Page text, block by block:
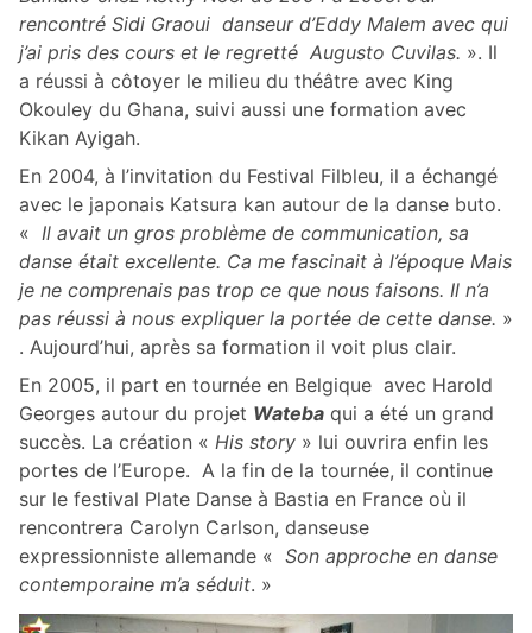
rencontré Sidi Graoui danseur d’Eddy Malem avec qui
j’ai pris des cours et le regretté Augusto Cuvilas. ». Il
a réussi à côtoyer le milieu du théâtre avec King
Okouley du Ghana, suivi aussi une formation avec
Kikan Ayigah.
En 2004, à l’invitation du Festival Filbleu, il a échangé
avec le japonais Katsura kan autour de la danse buto.
« Il avait un gros problème de communication, sa
danse était excellente. Ca me fascinait à l’époque Mais
je ne comprenais pas trop ce que nous faisons. Il n’a
pas réussi à nous expliquer la portée de cette danse. »
. Aujourd’hui, après sa formation il voit plus clair.
En 2005, il part en tournée en Belgique avec Harold
Georges autour du projet Wateba qui a été un grand
succès. La création « His story » lui ouvrira enfin les
portes de l’Europe. A la fin de la tournée, il continue
sur le festival Plate Danse à Bastia en France où il
rencontrera Carolyn Carlson, danseuse
expressionniste allemande « Son approche en danse
contemporaine m’a séduit. »